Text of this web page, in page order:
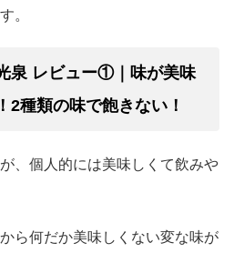
。
泉 レビュー①｜味が美味
2種類の味で飽きない！
、個人的には美味しくて飲みや
ら何だか美味しくない変な味が